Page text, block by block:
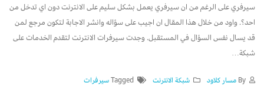
سيرفري على الرغم من ان سيرفري يعمل بشكل سليم على الانترنت دون اي تدخل من
احد؟. واود من خلال هذا المقال ان اجيب على سؤاله وانشر الاجابة لتكون مرجع لمن
قد يسال نفس السؤال في المستقبل. وجدت سيرفرات الانترنت لتقدم الخدمات على
شبكة…
مسار كلاود شبكة الانترنت Taggedسيرفرات